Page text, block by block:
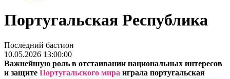
Португальская Республика
Последний бастион
10.05.2026 13:00:00
Важнейшую роль в отстаивании национальных интересов
и защите Португальского мира играла португальская